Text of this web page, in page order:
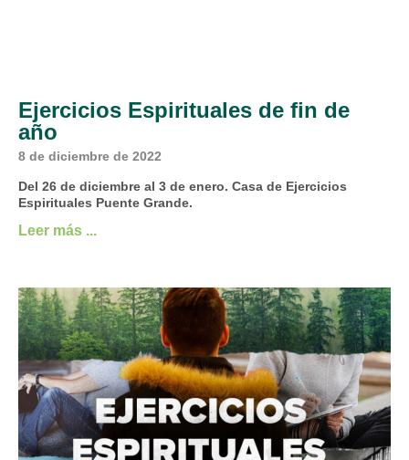
Ejercicios Espirituales de fin de
año
8 de diciembre de 2022
Del 26 de diciembre al 3 de enero. Casa de Ejercicios
Espirituales Puente Grande.
Leer más ...